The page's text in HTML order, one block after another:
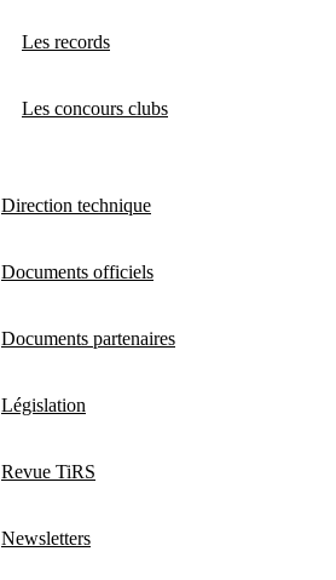
Les records
Les concours clubs
Direction technique
Documents officiels
Documents partenaires
Législation
Revue TiRS
Newsletters